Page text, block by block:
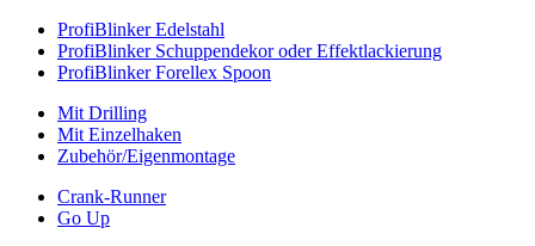
ProfiBlinker Edelstahl
ProfiBlinker Schuppendekor oder Effektlackierung
ProfiBlinker Forellex Spoon
Mit Drilling
Mit Einzelhaken
Zubehör/Eigenmontage
Crank-Runner
Go Up